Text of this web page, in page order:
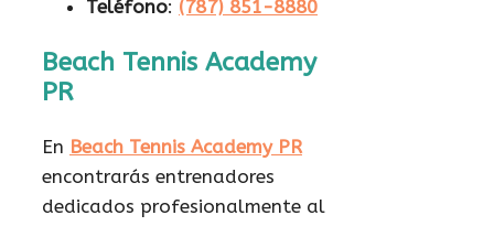
Teléfono: (787) 851-8880
Beach Tennis Academy
PR
En Beach Tennis Academy PR
encontrarás entrenadores
dedicados profesionalmente al